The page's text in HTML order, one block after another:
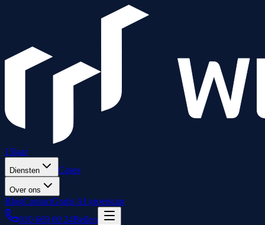
15jaar
Diensten Cases
Over ons
BlogContactGratis AI groeiscan
010 669 00 24Bellen